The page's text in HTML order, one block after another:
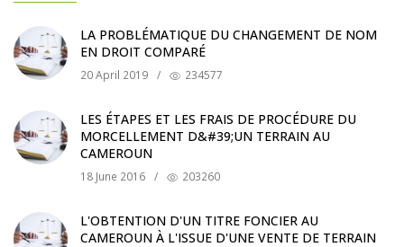
LA PROBLÉMATIQUE DU CHANGEMENT DE NOM
EN DROIT COMPARÉ
20 April 2019 / 234577
LES ÉTAPES ET LES FRAIS DE PROCÉDURE DU
MORCELLEMENT D&#39;UN TERRAIN AU
CAMEROUN
18 June 2016 / 203260
L'OBTENTION D'UN TITRE FONCIER AU
CAMEROUN À L'ISSUE D'UNE VENTE DE TERRAIN